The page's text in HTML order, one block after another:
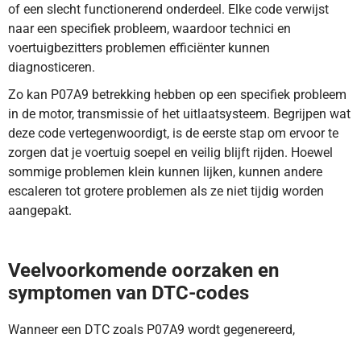
of een slecht functionerend onderdeel. Elke code verwijst
naar een specifiek probleem, waardoor technici en
voertuigbezitters problemen efficiënter kunnen
diagnosticeren.
Zo kan P07A9 betrekking hebben op een specifiek probleem
in de motor, transmissie of het uitlaatsysteem. Begrijpen wat
deze code vertegenwoordigt, is de eerste stap om ervoor te
zorgen dat je voertuig soepel en veilig blijft rijden. Hoewel
sommige problemen klein kunnen lijken, kunnen andere
escaleren tot grotere problemen als ze niet tijdig worden
aangepakt.
Veelvoorkomende oorzaken en
symptomen van DTC-codes
Wanneer een DTC zoals P07A9 wordt gegenereerd,